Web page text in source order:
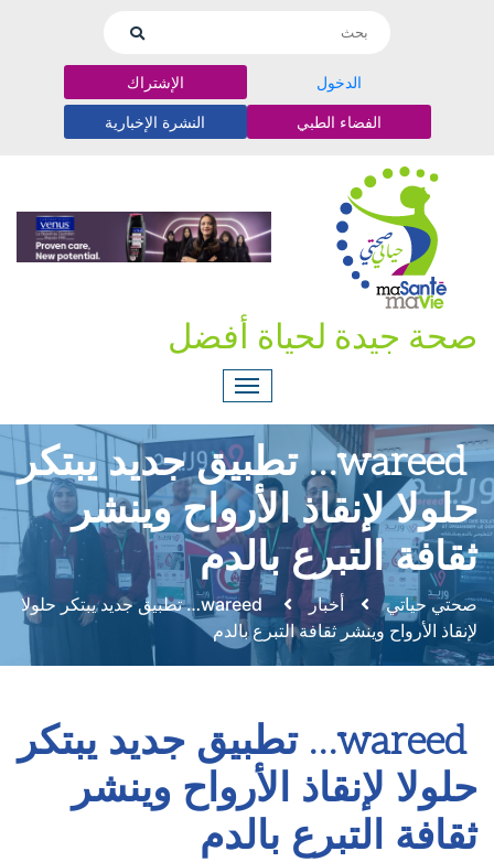
الدخول الإشتراك
الفضاء الطبي النشرة الإخبارية
صحة جيدة لحياة أفضل
wareed… تطبيق جديد يبتكر
حلولا لإنقاذ الأرواح وينشر
ثقافة التبرع بالدم
صحتي حياتي أخبار
wareed… تطبيق جديد يبتكر حلولا
لإنقاذ الأرواح وينشر ثقافة التبرع بالدم
wareed… تطبيق جديد يبتكر
حلولا لإنقاذ الأرواح وينشر
ثقافة التبرع بالدم